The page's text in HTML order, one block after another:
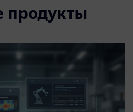
продукты